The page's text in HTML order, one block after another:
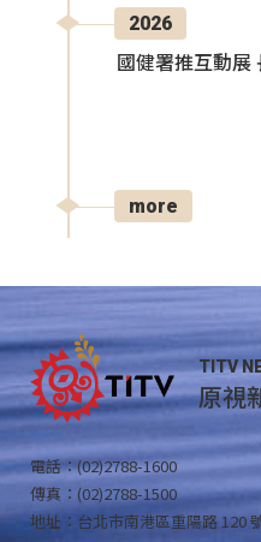
2026
國健署推互動展
more
TITV
原視
電話：(02)2788-1600
傳真：(02)2788-1500
地址：台北市南港區重陽路 120